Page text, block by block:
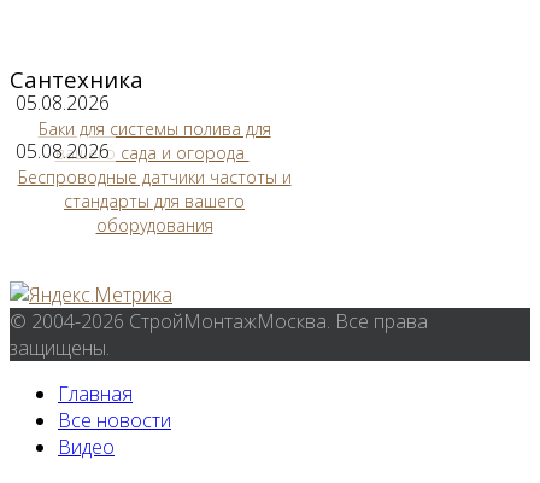
Сантехника
05.08.2026
Баки для системы полива для
вашего сада и огорода
05.08.2026
Беспроводные датчики частоты и
стандарты для вашего
оборудования
© 2004-2026 СтройМонтажМосква. Все права
защищены.
Главная
Все новости
Видео